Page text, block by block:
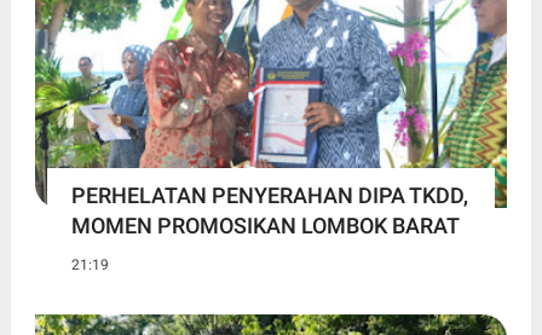
PERHELATAN PENYERAHAN DIPA TKDD,
MOMEN PROMOSIKAN LOMBOK BARAT
21:19